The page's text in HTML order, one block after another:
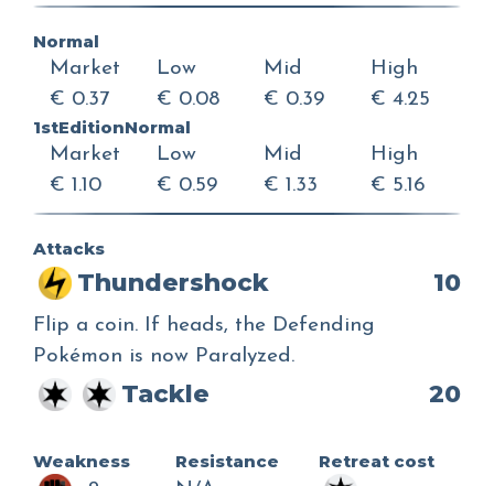
Normal
Market
€ 0.37
Low
€ 0.08
Mid
€ 0.39
High
€ 4.25
1stEditionNormal
Market
€ 1.10
Low
€ 0.59
Mid
€ 1.33
High
€ 5.16
Attacks
Thundershock 10
Flip a coin. If heads, the Defending
Pokémon is now Paralyzed.
Tackle 20
Weakness
Resistance
Retreat cost